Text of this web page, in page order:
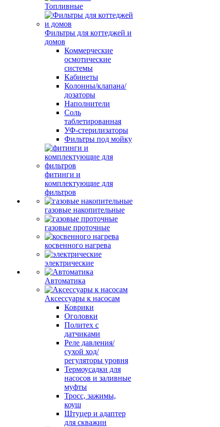
Топливные
Фильтры для коттеджей и
домов
Коммерческие
осмотические
системы
Кабинеты
Колонны/клапана/
дозаторы
Наполнители
Соль
таблетированная
УФ-стерилизаторы
Фильтры под мойку
фитинги и
комплектующие для
фильтров
газовые накопительные
газовые проточные
косвенного нагрева
электрические
Автоматика
Аксессуары к насосам
Коврики
Оголовки
Политех с
датчиками
Реле давления/
сухой ход/
регуляторы уровня
Термоусадки для
насосов и заливные
муфты
Тросс, зажимы,
коуш
Штуцер и адаптер
для скважин